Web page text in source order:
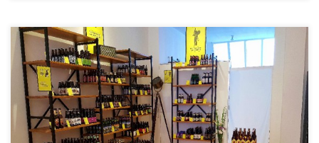
Als paddenstoelen schieten de bierwinkels, brouwerijen en
speciaalbier cafés uit de grond. Zo ontdekte ik per toeval een
nieuwe bierwinkel in de Van Woustraat te Amsterdam. Daar moest
ik natuurlijk […]